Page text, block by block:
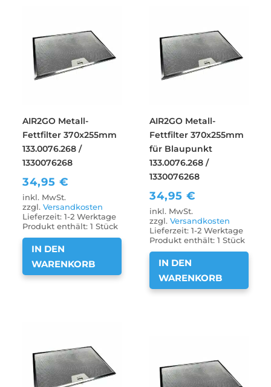
AIR2GO Metall-
Fettfilter 370x255mm
133.0076.268 /
1330076268
34,95€
inkl. MwSt.
zzgl.Versandkosten
Lieferzeit:1-2 Werktage
Produkt enthält: 1Stück
IN DEN
WARENKORB
AIR2GO Metall-
Fettfilter 370x255mm
für Blaupunkt
133.0076.268 /
1330076268
34,95€
inkl. MwSt.
zzgl.Versandkosten
Lieferzeit:1-2 Werktage
Produkt enthält: 1Stück
IN DEN
WARENKORB